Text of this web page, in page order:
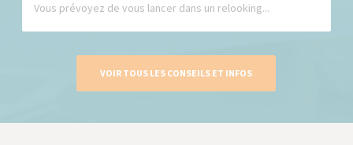
Vous prévoyez de vous lancer dans un relooking...
VOIR TOUS LES CONSEILS ET INFOS